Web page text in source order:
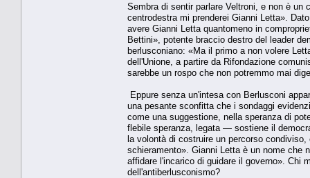
Sembra di sentir parlare Veltroni, e non è
centrodestra mi prenderei Gianni Letta».
avere Gianni Letta quantomeno in
Bettini», potente braccio destro del leader
berlusconiano: «Ma il primo a non volere
dell'Unione, a partire da Rifondazione
sarebbe un rospo che non potremmo mai
Eppure senza un'intesa con Berlusconi
una pesante sconfitta che i sondaggi
come una suggestione, nella speranza di
flebile speranza, legata — sostiene il
la volontà di costruire un percorso
schieramento». Gianni Letta è un nome che
affidare l'incarico di guidare il governo». Chi
dell'antiberlusconismo?